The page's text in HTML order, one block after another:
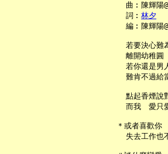
曲︰陳輝陽
     詞︰
林夕
編︰陳輝陽
若要決心難
離開幼稚圓
若你還是男
難肯不過給
點起香煙說
而我　愛只
＊或者喜歡你
失去工作也